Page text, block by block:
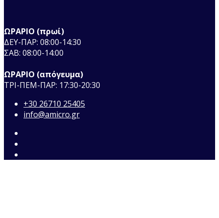
ΩΡΑΡΙΟ (πρωί)
ΔΕΥ-ΠΑΡ: 08:00-14:30
ΣΑΒ: 08:00-14:00
ΩΡΑΡΙΟ (απόγευμα)
ΤΡΙ-ΠΕΜ-ΠΑΡ: 17:30-20:30
+30 26710 25405
info@amicro.gr